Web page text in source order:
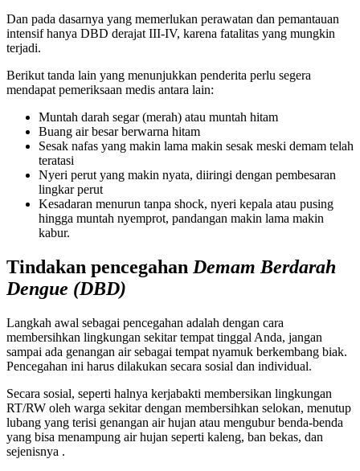
Dan pada dasarnya yang memerlukan perawatan dan pemantauan
intensif hanya DBD derajat III-IV, karena fatalitas yang mungkin
terjadi.
Berikut tanda lain yang menunjukkan penderita perlu segera
mendapat pemeriksaan medis antara lain:
Muntah darah segar (merah) atau muntah hitam
Buang air besar berwarna hitam
Sesak nafas yang makin lama makin sesak meski demam telah
teratasi
Nyeri perut yang makin nyata, diiringi dengan pembesaran
lingkar perut
Kesadaran menurun tanpa shock, nyeri kepala atau pusing
hingga muntah nyemprot, pandangan makin lama makin
kabur.
Tindakan pencegahan Demam Berdarah
Dengue (DBD)
Langkah awal sebagai pencegahan adalah dengan cara
membersihkan lingkungan sekitar tempat tinggal Anda, jangan
sampai ada genangan air sebagai tempat nyamuk berkembang biak.
Pencegahan ini harus dilakukan secara sosial dan individual.
Secara sosial, seperti halnya kerjabakti membersikan lingkungan
RT/RW oleh warga sekitar dengan membersihkan selokan, menutup
lubang yang terisi genangan air hujan atau mengubur benda-benda
yang bisa menampung air hujan seperti kaleng, ban bekas, dan
sejenisnya .